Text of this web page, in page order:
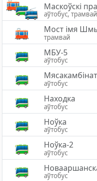
Маскоўскі
аўтобус,
Мост імя
трамвай
МБУ-5
аўтобус
Мясакамбінат
аўтобус
Находка
аўтобус
Ноўка
аўтобус
Ноўка-2
аўтобус
аўтобус